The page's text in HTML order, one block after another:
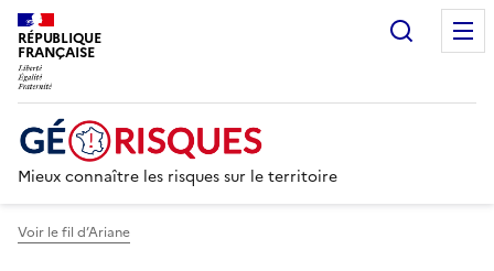
RÉPUBLIQUE
FRANÇAISE
Mieux connaître les risques sur le territoire
Voir le fil d’Ariane